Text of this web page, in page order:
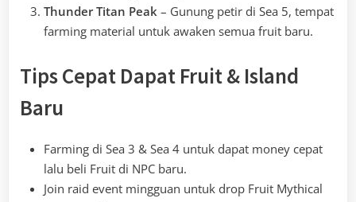
Thunder Titan Peak – Gunung petir di Sea 5, tempat
farming material untuk awaken semua fruit baru.
Tips Cepat Dapat Fruit & Island
Baru
Farming di Sea 3 & Sea 4 untuk dapat money cepat
lalu beli Fruit di NPC baru.
Join raid event mingguan untuk drop Fruit Mythical